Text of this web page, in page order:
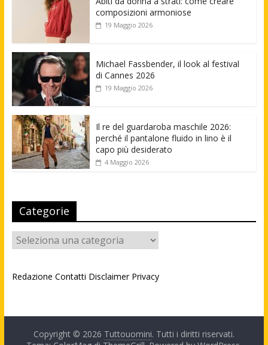
composizioni armoniose
19 Maggio 2026
Michael Fassbender, il look al festival
di Cannes 2026
19 Maggio 2026
Il re del guardaroba maschile 2026:
perché il pantalone fluido in lino è il
capo più desiderato
4 Maggio 2026
Categorie
Categorie
Redazione Contatti Disclaimer Privacy
Copyright © 2026 Tuttouomini. Tutti i diritti riservati.